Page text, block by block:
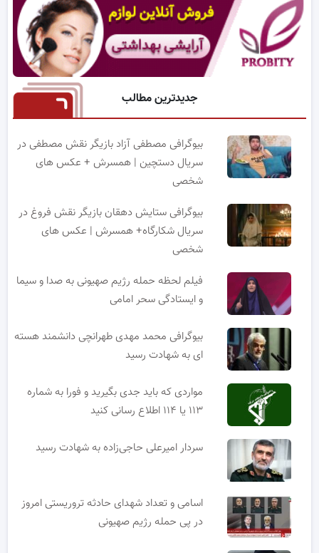
جدیدترین مطالب
بیوگرافی مصطفی آزاد بازیگر نقش مصطفی در
سریال دستچین | همسرش + عکس های
شخصی
بیوگرافی ستایش دهقان بازیگر نقش فروغ در
سریال شکارگاه+ همسرش | عکس های
شخصی
فیلم لحظه حمله رژیم صهیونی به صدا و سیما
و ایستادگی سحر امامی
بیوگرافی محمد مهدی طهرانچی دانشمند هسته
ای به شهادت رسید
مواردی که باید جدی بگیرید و فورا به شماره
۱۱۳ یا ۱۱۴ اطلاع رسانی کنید
سردار امیرعلی حاجی‌زاده به شهادت رسید
اسامی و تعداد شهدای حادثه تروریستی امروز
در پی حمله رژیم صهیونی